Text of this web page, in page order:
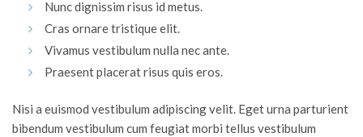
Nunc dignissim risus id metus.
Cras ornare tristique elit.
Vivamus vestibulum nulla nec ante.
Praesent placerat risus quis eros.
Nisi a euismod vestibulum adipiscing velit. Eget urna parturient
bibendum vestibulum cum feugiat morbi tellus vestibulum